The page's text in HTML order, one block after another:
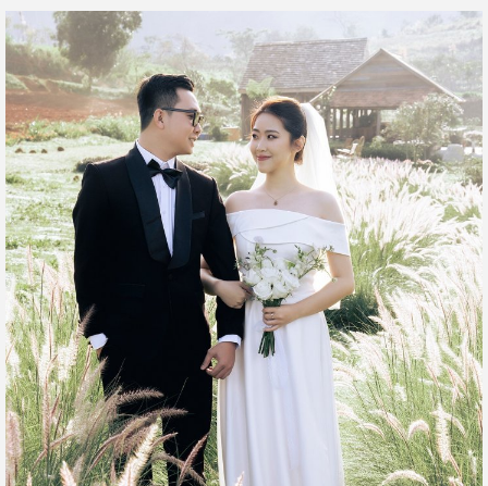
Mùa cỏ lau ở The Florest (Ảnh: Khoa Minh Nguyen)
Ngay cả ở Đà Lạt cũng hiếm có địa chỉ chụp hoa cỏ lau nào
đẹp. Nếu muốn check-in cùng loài hoa giản dị này, các bạn
đừng quên ghé The Florest - nơi cócánh đồng hoa cỏ lau Đà
Lạt rộng mênh mông cho du khách chiêm ngưỡng cảnh hoa
nở rộ bạt ngàn trên sườn đồi.